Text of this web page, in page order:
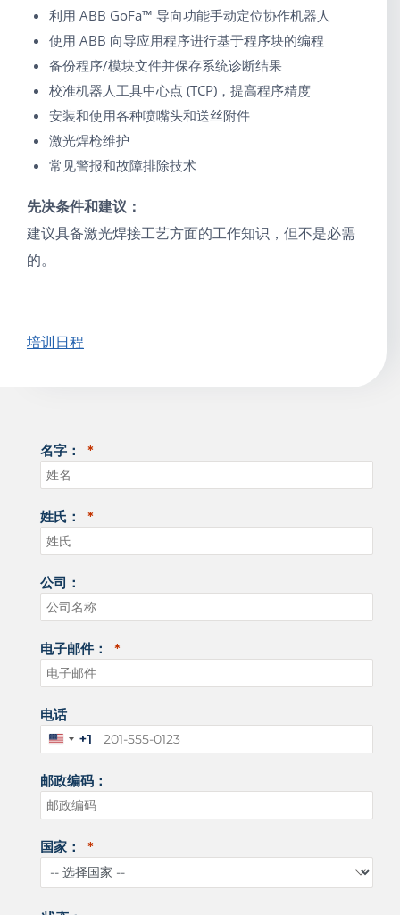
利用 ABB GoFa™ 导向功能手动定位协作机器人
使用 ABB 向导应用程序进行基于程序块的编程
备份程序/模块文件并保存系统诊断结果
校准机器人工具中心点 (TCP)，提高程序精度
安装和使用各种喷嘴头和送丝附件
激光焊枪维护
常见警报和故障排除技术
先决条件和建议：
建议具备激光焊接工艺方面的工作知识，但不是必需
的。
培训日程
名字：
姓氏：
公司：
电子邮件：
电话
美
+
1
+1
邮政编码：
国家：